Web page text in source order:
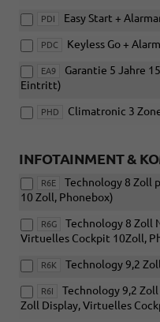
PDI Easy Start +
PDC Keyless Go +
EA9
Garantie 5 Jahre
Eintritt)
PHD Climatronic 3
INFOTAINMENT &
R6E
Technology 8 Zoll
10 Zoll, Phonebox)
R6G
Technology 8 Zoll
Virtuelles Cockpit 10Zoll,
R6K Technology 9,2
R6I
Technology 9,2
Zoll Display, Virtuelles